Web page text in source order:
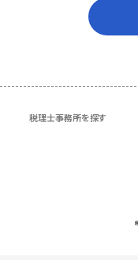
税理士事務所を探す